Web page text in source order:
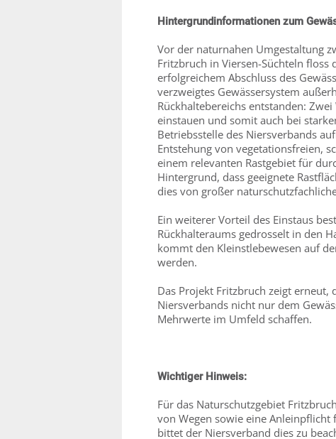
Hintergrundinformationen zum
Vor der naturnahen Umgestaltung
Fritzbruch in Viersen-Süchteln
erfolgreichem Abschluss des
verzweigtes Gewässersystem
Rückhaltebereichs entstanden:
einstauen und somit auch bei
Betriebsstelle des Niersverbands
Entstehung von vegetationsfreien,
einem relevanten Rastgebiet für
Hintergrund, dass geeignete
dies von großer
Ein weiterer Vorteil des Einstaus
Rückhalteraums gedrosselt in den
kommt den Kleinstlebewesen auf
werden.
Das Projekt Fritzbruch zeigt erneut,
Niersverbands nicht nur dem
Mehrwerte im Umfeld schaffen.
Wichtiger Hinweis:
Für das Naturschutzgebiet
von Wegen sowie eine
bittet der Niersverband dies zu